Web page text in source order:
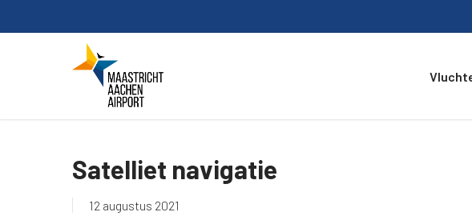
to
Satelliet navigatie
12 augustus 2021